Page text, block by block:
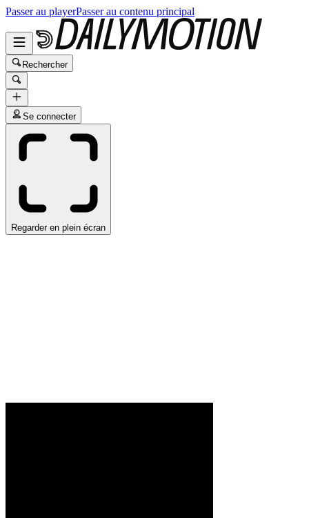
Passer au playerPasser au contenu principal
Rechercher
Se connecter
Regarder en plein écran